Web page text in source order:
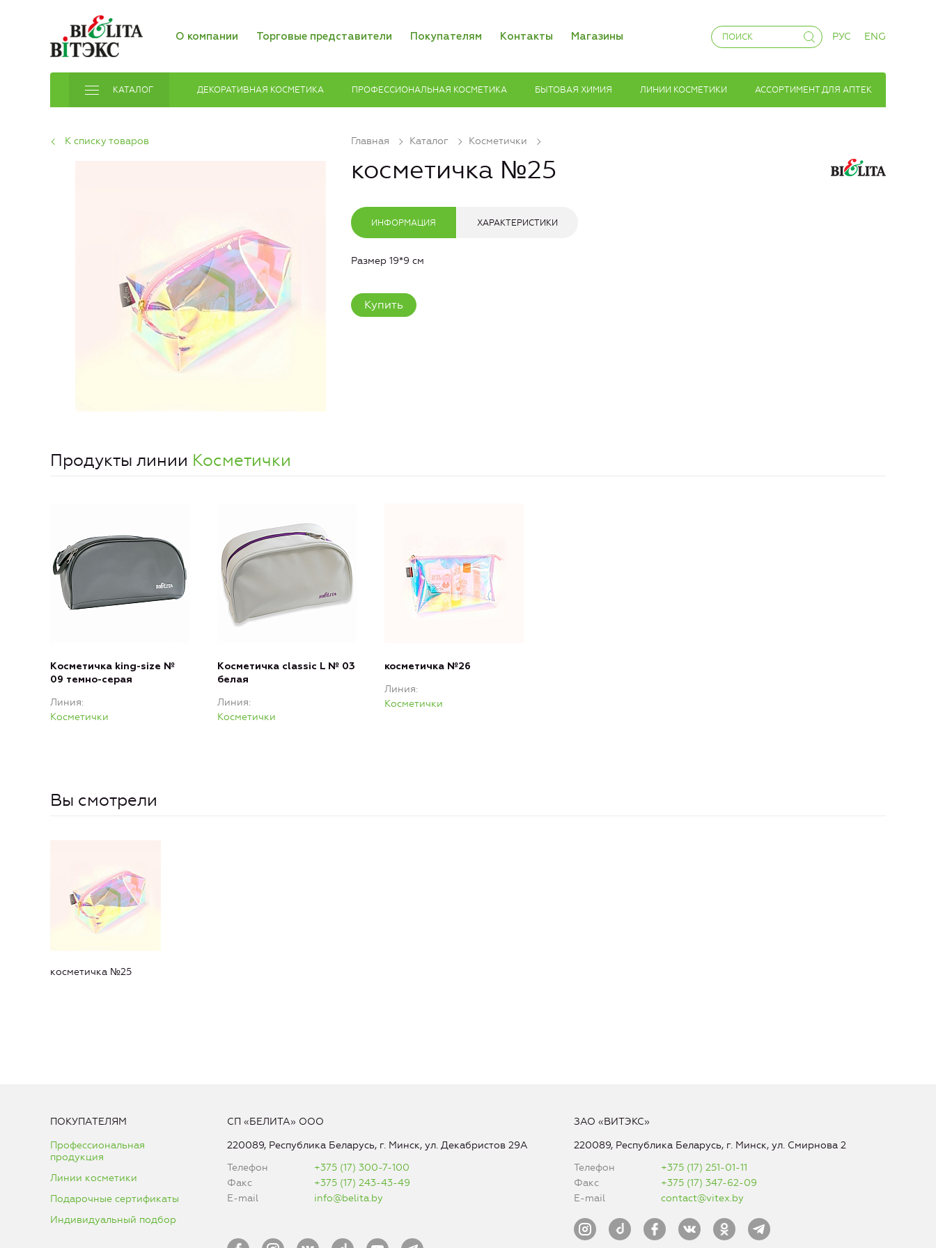
О компании Торговые представители Покупателям Контакты Магазины РУС ENG
КАТАЛОГ ДЕКОРАТИВНАЯ КОСМЕТИКА ПРОФЕССИОНАЛЬНАЯ КОСМЕТИКА БЫТОВАЯ ХИМИЯ ЛИНИИ КОСМЕТИКИ АССОРТИМЕНТ ДЛЯ АПТЕК
Главная Каталог Косметички
К списку товаров
косметичка №25
ИНФОРМАЦИЯ ХАРАКТЕРИСТИКИ
Размер 19*9 см
Купить
Продукты линии Косметички
Косметичка king-size №
09 темно-серая
Линия
Косметички
Косметичка classic L № 03
белая
Линия
Косметички
косметичка №26
Линия
Косметички
Вы смотрели
косметичка №25
ПОКУПАТЕЛЯМ
Профессиональная
продукция
Линии косметики
Подарочные сертификаты
Индивидуальный подбор
СП «БЕЛИТА» ООО
220089, Республика Беларусь, г. Минск, ул. Декабристов 29А
Телефон
+375 (17) 300-7-100
Факс
+375 (17) 243-43-49
E-mail
info@belita.by
ЗАО «ВИТЭКС»
220089, Республика Беларусь, г. Минск, ул. Смирнова 2
Телефон
+375 (17) 251-01-11
Факс
+375 (17) 347-62-09
E-mail
contact@vitex.by